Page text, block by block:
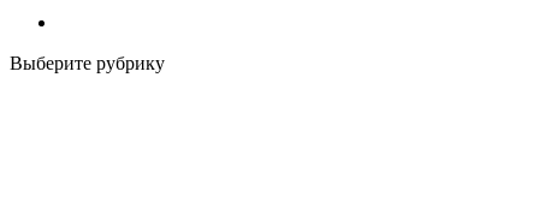
Выберите рубрику